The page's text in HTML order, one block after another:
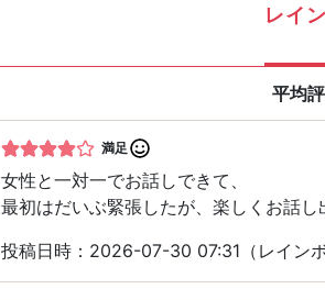
レイ
平均
満足
女性と一対一でお話しできて、
最初はだいぶ緊張したが、楽しくお話し
投稿日時：2026-07-30 07:31（レイン